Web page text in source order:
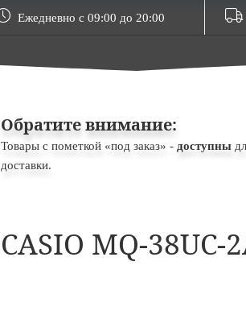
Ежедневно с 09:00 до 20:00
Обратите внимание:
Товары с пометкой «под заказ» - доступны
доставки.
CASIO MQ-38UC-